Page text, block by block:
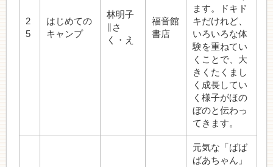
2
5
はじめての
キャンプ
林明子
∥さ
く・え
福音館
書店
ます。ドキド
キだけれど、
いろいろな体
験を重ねてい
くことで、大
きくたくまし
く成長してい
く様子がほの
ぼのと伝わっ
てきます。
元気な「ばば
ばあちゃん」